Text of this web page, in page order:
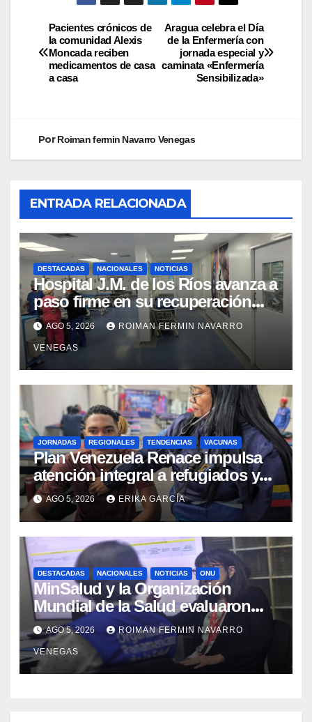
Aragua celebra el Día
de la Enfermería con
jornada especial y
caminata «Enfermería
Sensibilizada»
Pacientes crónicos de
la comunidad Alexis
Moncada reciben
medicamentos de casa
a casa
PorRoiman fermin Navarro Venegas
ENTRADA RELACIONADA
DESTACADAS NACIONALES NOTICIAS
Hospital J.M. de los Ríos avanza a
paso firme en su recuperación
tras los recientes eventos
sísmicos
AGO 5, 2026 ROIMAN FERMIN NAVARRO
VENEGAS
JORNADAS REGIONALES TENDENCIAS VACUNAS
​Plan Venezuela Renace impulsa
atención integral a refugiados y
evaluación de vacunación en
Aragua
AGO 5, 2026 ERIKA GARCÍA
DESTACADAS NACIONALES NOTICIAS ONU
MinSalud y la Organización
Mundial de la Salud evaluaron
propuesta técnica integral en
materia de agua saneamiento e
higiene ante contingencia sísmica
AGO 5, 2026 ROIMAN FERMIN NAVARRO
VENEGAS